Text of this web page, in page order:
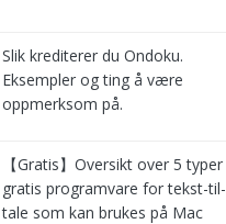
Slik krediterer du Ondoku.
Eksempler og ting å være
oppmerksom på.
【Gratis】Oversikt over 5 typer
gratis programvare for tekst-til-
tale som kan brukes på Mac